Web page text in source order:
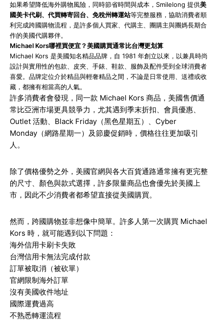
如果希望降低海外購物風險，同時節省時間與成本，Smilelong 提供美
國美卡代刷、代買轉寄回台、免稅州轉運站等完整服務，協助消費者順
利完成跨國購物流程，是許多個人買家、代購主、團購主與團媽長期合
作的美國代購夥伴。
Michael Kors哪裡買便宜？美國購買通常比台灣更划算
Michael Kors 是美國知名精品品牌，自 1981 年創立以來，以兼具時尚
設計與實用性的包款、皮夾、手錶、鞋款、服飾及配件受到全球消費者
喜愛。品牌定位介於精品與輕奢精品之間，不論是日常使用、送禮或收
藏，都擁有相當高的人氣。
許多消費者會發現，同一款 Michael Kors 商品，美國售價通
常比亞洲市場更具競爭力，尤其遇到季末折扣、會員優惠、
Outlet 活動、Black Friday（黑色星期五）、Cyber
Monday（網路星期一）及節慶促銷時，價格往往更加吸引
人。
除了價格優勢之外，美國官網與各大百貨通路通常擁有更完整
的尺寸、顏色與款式選擇，許多限量商品也會優先於美國上
市，因此不少消費者都希望直接從美國購買。
然而，跨國購物並非想像中簡單。許多人第一次購買 Michael
Kors 時，就可能遇到以下問題：
海外信用卡刷卡失敗
台灣信用卡無法完成付款
訂單被取消（被砍單）
官網限制海外訂單
沒有美國收件地址
國際運費過高
不熟悉轉運流程